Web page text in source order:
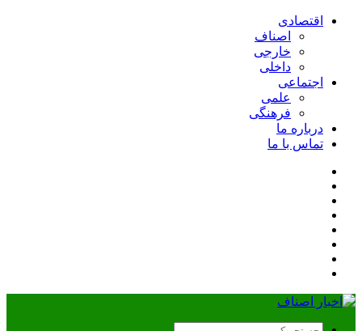
اقتصادی
اصناف
خارجی
داخلی
اجتماعی
علمی
فرهنگی
درباره ما
تماس با ما